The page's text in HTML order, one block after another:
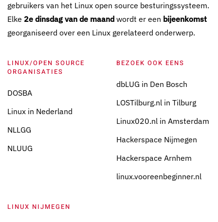
gebruikers van het Linux open source besturingssysteem.
Elke 2e dinsdag van de maand wordt er een bijeenkomst
georganiseerd over een Linux gerelateerd onderwerp.
LINUX/OPEN SOURCE
ORGANISATIES
DOSBA
Linux in Nederland
NLLGG
NLUUG
BEZOEK OOK EENS
dbLUG in Den Bosch
LOSTilburg.nl in Tilburg
Linux020.nl in Amsterdam
Hackerspace Nijmegen
Hackerspace Arnhem
linux.vooreenbeginner.nl
LINUX NIJMEGEN